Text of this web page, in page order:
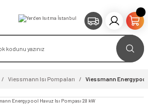
Viessmann Isı Pompaları Viessmann Energypool